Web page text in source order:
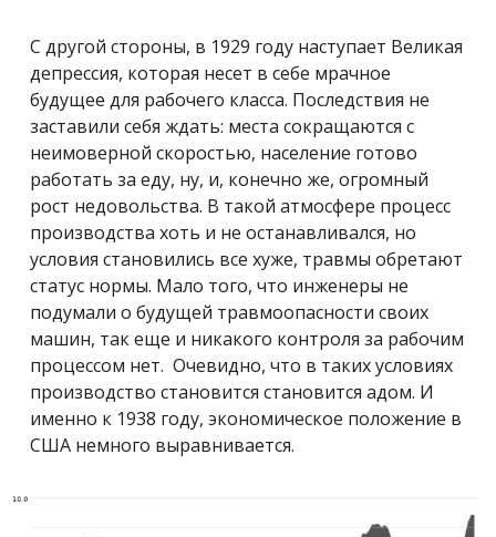
С другой стороны, в 1929 году наступает Великая
депрессия, которая несет в себе мрачное
будущее для рабочего класса. Последствия не
заставили себя ждать: места сокращаются с
неимоверной скоростью, население готово
работать за еду, ну, и, конечно же, огромный
рост недовольства. В такой атмосфере процесс
производства хоть и не останавливался, но
условия становились все хуже, травмы обретают
статус нормы. Мало того, что инженеры не
подумали о будущей травмоопасности своих
машин, так еще и никакого контроля за рабочим
процессом нет. Очевидно, что в таких условиях
производство становится становится адом. И
именно к 1938 году, экономическое положение в
США немного выравнивается.